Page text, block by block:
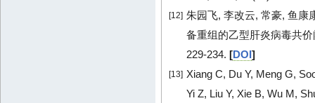
[12] 朱园飞, 李改云, 常豪, 鱼康
备重组的乙型肝炎病毒共
229-234. [DOI]
[13] Xiang C, Du Y, Meng G,
Yi Z, Liu Y, Xie B, Wu M,